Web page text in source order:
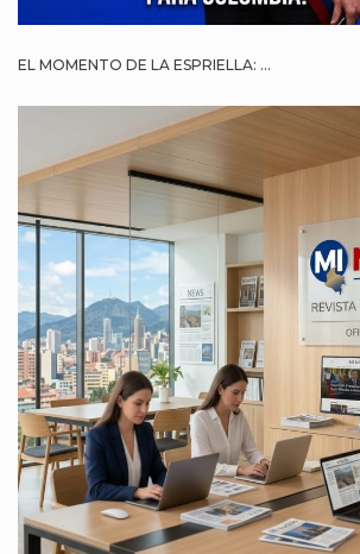
EL MOMENTO DE LA ESPRIELLA: ...